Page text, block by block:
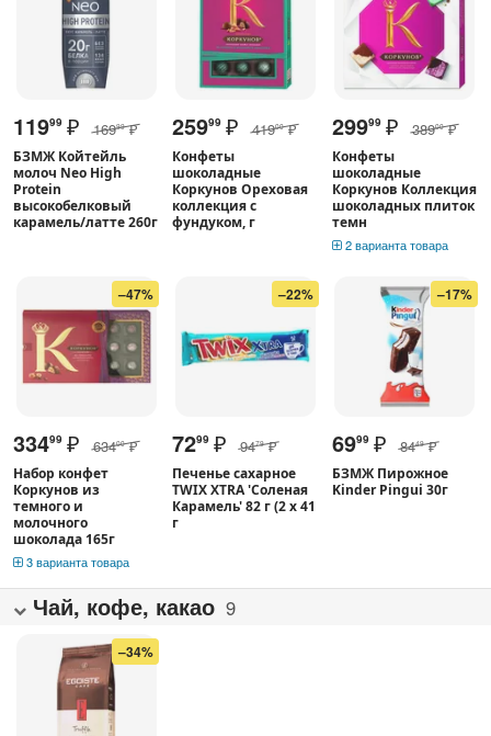
11999 ₽ 16999 ₽
БЗМЖ Койтейль
молоч Neo High
Protein
высокобелковый
карамель/латте 260г
25999 ₽ 41900 ₽
Конфеты
шоколадные
Коркунов Ореховая
коллекция с
фундуком, г
29999 ₽ 38900 ₽
Конфеты
шоколадные
Коркунов Коллекция
шоколадных плиток
темн
2 варианта товара
–47%
33499 ₽ 63400 ₽
Набор конфет
Коркунов из
темного и
молочного
шоколада 165г
3 варианта товара
–22%
7299 ₽ 9479 ₽
Печенье сахарное
TWIX XTRA 'Соленая
Карамель' 82 г (2 x 41
г
–17%
6999 ₽ 8449 ₽
БЗМЖ Пирожное
Kinder Pingui 30г
Чай, кофе, какао 9
–34%